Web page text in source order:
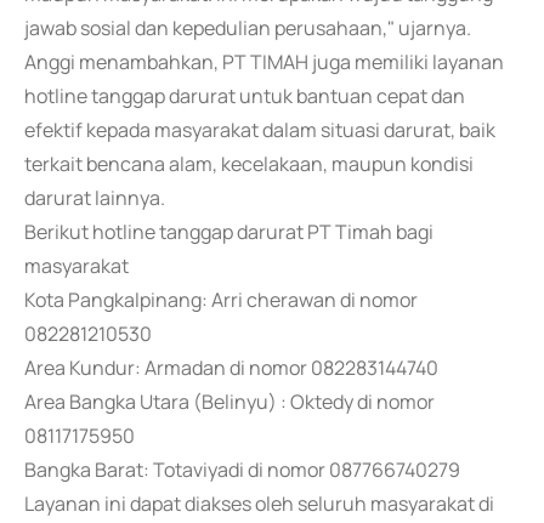
jawab sosial dan kepedulian perusahaan," ujarnya.
Anggi menambahkan, PT TIMAH juga memiliki layanan
hotline tanggap darurat untuk bantuan cepat dan
efektif kepada masyarakat dalam situasi darurat, baik
terkait bencana alam, kecelakaan, maupun kondisi
darurat lainnya.
Berikut hotline tanggap darurat PT Timah bagi
masyarakat
Kota Pangkalpinang: Arri cherawan di nomor
082281210530
Area Kundur: Armadan di nomor 082283144740
Area Bangka Utara (Belinyu) : Oktedy di nomor
08117175950
Bangka Barat: Totaviyadi di nomor 087766740279
Layanan ini dapat diakses oleh seluruh masyarakat di